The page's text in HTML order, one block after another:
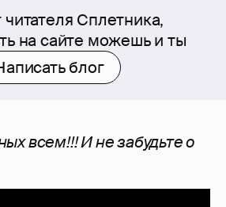
Сплетника,
на сайте можешь и ты
блог
всем!!! И не забудьте о